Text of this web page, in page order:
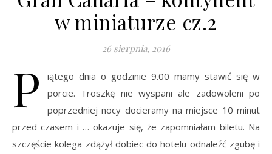
w miniaturze cz.2
26 sierpnia, 2016
P
iątego dnia o godzinie 9.00 mamy stawić się w
porcie. Troszkę nie wyspani ale zadowoleni po
poprzedniej nocy docieramy na miejsce 10 minut
przed czasem i … okazuje się, że zapomniałam biletu. Na
szczęście kolega zdążył dobiec do hotelu odnaleźć zgubę i